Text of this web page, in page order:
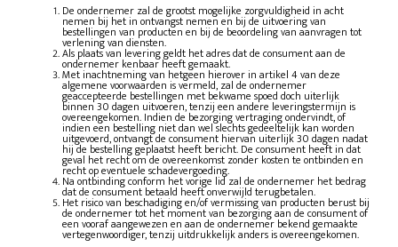
De ondernemer zal de grootst mogelijke zorgvuldigheid in acht
nemen bij het in ontvangst nemen en bij de uitvoering van
bestellingen van producten en bij de beoordeling van aanvragen tot
verlening van diensten.
Als plaats van levering geldt het adres dat de consument aan de
ondernemer kenbaar heeft gemaakt.
Met inachtneming van hetgeen hierover in artikel 4 van deze
algemene voorwaarden is vermeld, zal de ondernemer
geaccepteerde bestellingen met bekwame spoed doch uiterlijk
binnen 30 dagen uitvoeren, tenzij een andere leveringstermijn is
overeengekomen. Indien de bezorging vertraging ondervindt, of
indien een bestelling niet dan wel slechts gedeeltelijk kan worden
uitgevoerd, ontvangt de consument hiervan uiterlijk 30 dagen nadat
hij de bestelling geplaatst heeft bericht. De consument heeft in dat
geval het recht om de overeenkomst zonder kosten te ontbinden en
recht op eventuele schadevergoeding.
Na ontbinding conform het vorige lid zal de ondernemer het bedrag
dat de consument betaald heeft onverwijld terugbetalen.
Het risico van beschadiging en/of vermissing van producten berust bij
de ondernemer tot het moment van bezorging aan de consument of
een vooraf aangewezen en aan de ondernemer bekend gemaakte
vertegenwoordiger, tenzij uitdrukkelijk anders is overeengekomen.